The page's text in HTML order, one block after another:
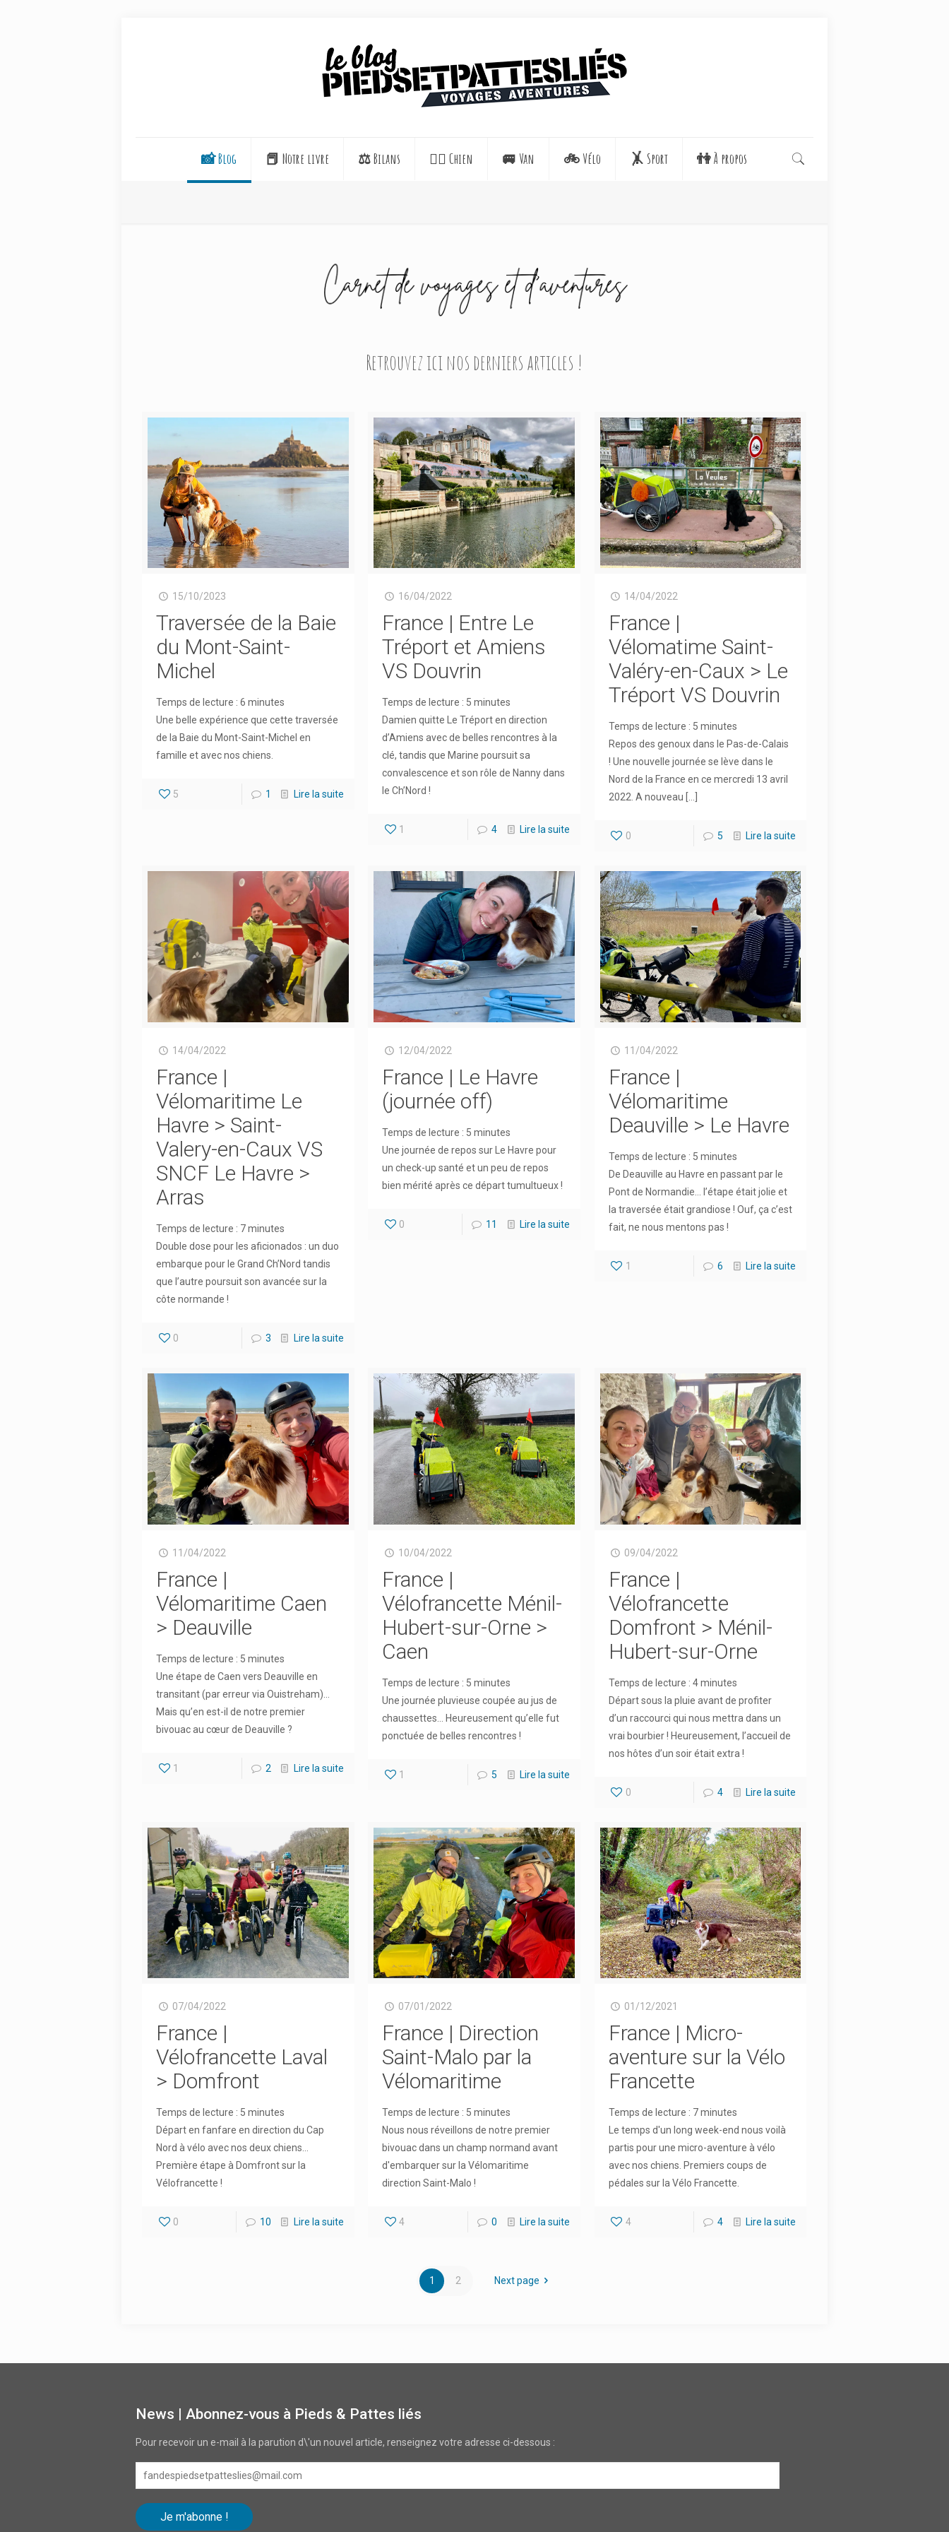
📸 Blog 📕 Notre livre ⚖️ Bilans 🐕‍🦺 Chien 🚐 Van 🚲 Vélo 🤸 Sport 👫 À propos
Retrouvez ici nos derniers articles !
15/10/2023
Traversée de la Baie
du Mont-Saint-
Michel
Temps de lecture :6 minutes
Une belle expérience que cette traversée
de la Baie du Mont-Saint-Michel en
famille et avec nos chiens.
5 1 Lire la suite
16/04/2022
France | Entre Le
Tréport et Amiens
VS Douvrin
Temps de lecture : 5 minutes
Damien quitte Le Tréport en direction
d’Amiens avec de belles rencontres à la
clé, tandis que Marine poursuit sa
convalescence et son rôle de Nanny dans
le Ch’Nord !
1 4 Lire la suite
14/04/2022
France |
Vélomatime Saint-
Valéry-en-Caux > Le
Tréport VS Douvrin
Temps de lecture : 5 minutes
Repos des genoux dans le Pas-de-Calais
! Une nouvelle journée se lève dans le
Nord de la France en ce mercredi 13 avril
2022. A nouveau […]
0 5 Lire la suite
14/04/2022
France |
Vélomaritime Le
Havre > Saint-
Valery-en-Caux VS
SNCF Le Havre >
Arras
Temps de lecture : 7 minutes
Double dose pour les aficionados : un duo
embarque pour le Grand Ch’Nord tandis
que l’autre poursuit son avancée sur la
côte normande !
0 3 Lire la suite
12/04/2022
France | Le Havre
(journée off)
Temps de lecture : 5 minutes
Une journée de repos sur Le Havre pour
un check-up santé et un peu de repos
bien mérité après ce départ tumultueux !
0 11 Lire la suite
11/04/2022
France |
Vélomaritime
Deauville > Le Havre
Temps de lecture : 5 minutes
De Deauville au Havre en passant par le
Pont de Normandie… l’étape était jolie et
la traversée était grandiose ! Ouf, ça c’est
fait, ne nous mentons pas !
1 6 Lire la suite
11/04/2022
France |
Vélomaritime Caen
> Deauville
Temps de lecture : 5 minutes
Une étape de Caen vers Deauville en
transitant (par erreur via Ouistreham)…
Mais qu’en est-il de notre premier
bivouac au cœur de Deauville ?
1 2 Lire la suite
10/04/2022
France |
Vélofrancette Ménil-
Hubert-sur-Orne >
Caen
Temps de lecture : 5 minutes
Une journée pluvieuse coupée au jus de
chaussettes… Heureusement qu’elle fut
ponctuée de belles rencontres !
1 5 Lire la suite
09/04/2022
France |
Vélofrancette
Domfront > Ménil-
Hubert-sur-Orne
Temps de lecture : 4 minutes
Départ sous la pluie avant de profiter
d’un raccourci qui nous mettra dans un
vrai bourbier ! Heureusement, l’accueil de
nos hôtes d’un soir était extra !
0 4 Lire la suite
07/04/2022
France |
Vélofrancette Laval
> Domfront
Temps de lecture : 5 minutes
Départ en fanfare en direction du Cap
Nord à vélo avec nos deux chiens…
Première étape à Domfront sur la
Vélofrancette !
0 10 Lire la suite
07/01/2022
France | Direction
Saint-Malo par la
Vélomaritime
Temps de lecture : 5 minutes
Nous nous réveillons de notre premier
bivouac dans un champ normand avant
d'embarquer sur la Vélomaritime
direction Saint-Malo !
4 0 Lire la suite
01/12/2021
France | Micro-
aventure sur la Vélo
Francette
Temps de lecture : 7 minutes
Le temps d'un long week-end nous voilà
partis pour une micro-aventure à vélo
avec nos chiens. Premiers coups de
pédales sur la Vélo Francette.
4 4 Lire la suite
1 2 Next page
News | Abonnez-vous à Pieds & Pattes liés
Pour recevoir un e-mail à la parution d\'un nouvel article, renseignez votre adresse ci-dessous :
fandespiedsetpatteslies@mail.com
Je m'abonne !